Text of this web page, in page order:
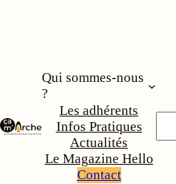
Qui sommes-nous
?
Les adhérents
Infos Pratiques
Actualités
Le Magazine Hello
Contact